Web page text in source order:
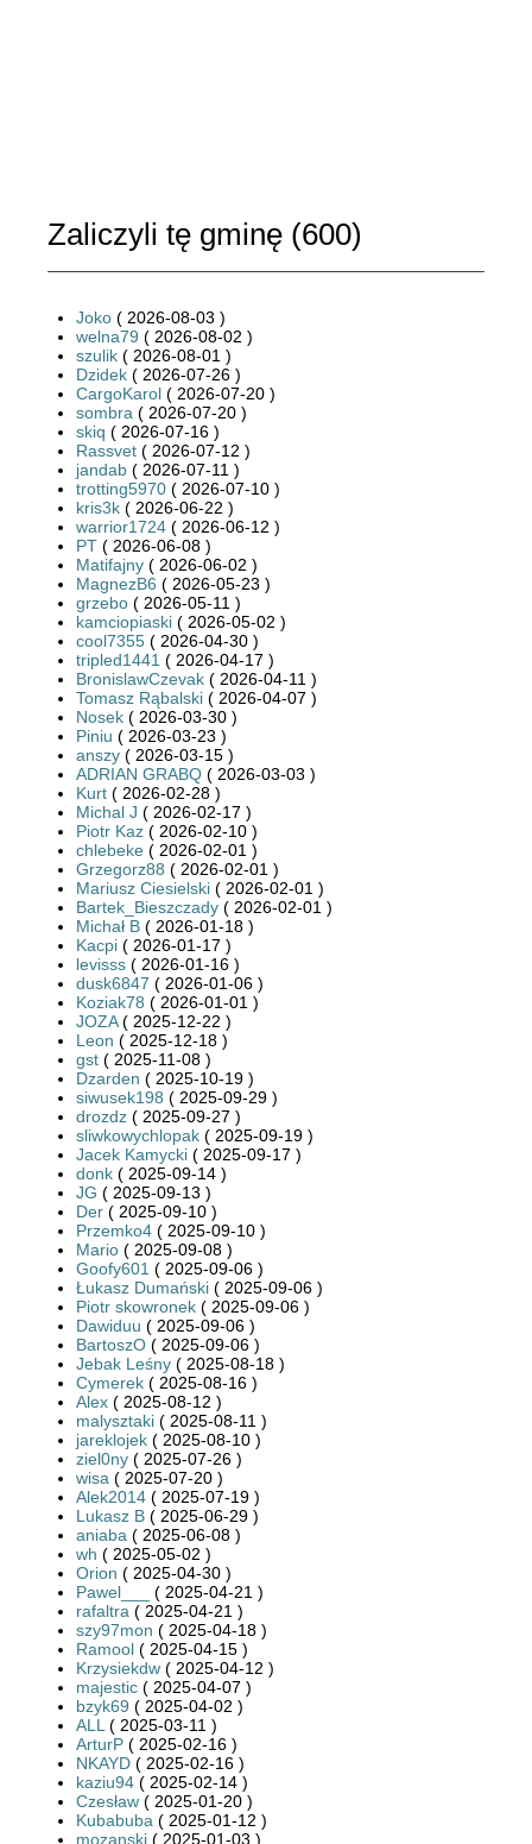
Zaliczyli tę gminę (600)
Joko ( 2026-08-03 )
welna79 ( 2026-08-02 )
szulik ( 2026-08-01 )
Dzidek ( 2026-07-26 )
CargoKarol ( 2026-07-20 )
sombra ( 2026-07-20 )
skiq ( 2026-07-16 )
Rassvet ( 2026-07-12 )
jandab ( 2026-07-11 )
trotting5970 ( 2026-07-10 )
kris3k ( 2026-06-22 )
warrior1724 ( 2026-06-12 )
PT ( 2026-06-08 )
Matifajny ( 2026-06-02 )
MagnezB6 ( 2026-05-23 )
grzebo ( 2026-05-11 )
kamciopiaski ( 2026-05-02 )
cool7355 ( 2026-04-30 )
tripled1441 ( 2026-04-17 )
BronislawCzevak ( 2026-04-11 )
Tomasz Rąbalski ( 2026-04-07 )
Nosek ( 2026-03-30 )
Piniu ( 2026-03-23 )
anszy ( 2026-03-15 )
ADRIAN GRABQ ( 2026-03-03 )
Kurt ( 2026-02-28 )
Michal J ( 2026-02-17 )
Piotr Kaz ( 2026-02-10 )
chlebeke ( 2026-02-01 )
Grzegorz88 ( 2026-02-01 )
Mariusz Ciesielski ( 2026-02-01 )
Bartek_Bieszczady ( 2026-02-01 )
Michał B ( 2026-01-18 )
Kacpi ( 2026-01-17 )
levisss ( 2026-01-16 )
dusk6847 ( 2026-01-06 )
Koziak78 ( 2026-01-01 )
JOZA( 2025-12-22 )
Leon ( 2025-12-18 )
gst ( 2025-11-08 )
Dzarden ( 2025-10-19 )
siwusek198 ( 2025-09-29 )
drozdz ( 2025-09-27 )
sliwkowychlopak ( 2025-09-19 )
Jacek Kamycki ( 2025-09-17 )
donk ( 2025-09-14 )
JG ( 2025-09-13 )
Der ( 2025-09-10 )
Przemko4 ( 2025-09-10 )
Mario ( 2025-09-08 )
Goofy601 ( 2025-09-06 )
Łukasz Dumański ( 2025-09-06 )
Piotr skowronek ( 2025-09-06 )
Dawiduu ( 2025-09-06 )
BartoszO ( 2025-09-06 )
Jebak Leśny ( 2025-08-18 )
Cymerek ( 2025-08-16 )
Alex ( 2025-08-12 )
malysztaki ( 2025-08-11 )
jareklojek ( 2025-08-10 )
ziel0ny ( 2025-07-26 )
wisa ( 2025-07-20 )
Alek2014 ( 2025-07-19 )
Lukasz B ( 2025-06-29 )
aniaba ( 2025-06-08 )
wh ( 2025-05-02 )
Orion ( 2025-04-30 )
Pawel___
( 2025-04-21 )
rafaltra ( 2025-04-21 )
szy97mon ( 2025-04-18 )
Ramool ( 2025-04-15 )
Krzysiekdw ( 2025-04-12 )
majestic ( 2025-04-07 )
bzyk69 ( 2025-04-02 )
ALL ( 2025-03-11 )
ArturP ( 2025-02-16 )
NKAYD ( 2025-02-16 )
kaziu94 ( 2025-02-14 )
Czesław ( 2025-01-20 )
Kubabuba ( 2025-01-12 )
mozanski ( 2025-01-03 )